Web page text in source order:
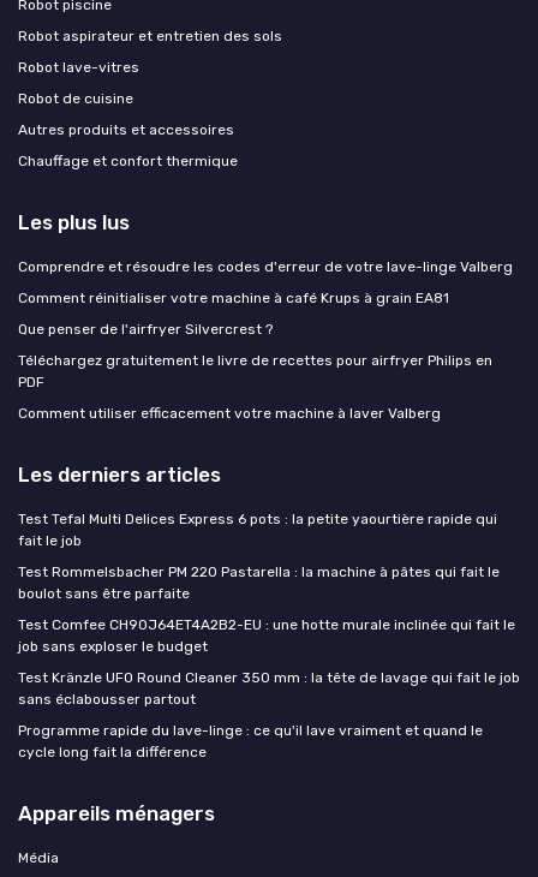
Robot piscine
Robot aspirateur et entretien des sols
Robot lave-vitres
Robot de cuisine
Autres produits et accessoires
Chauffage et confort thermique
Les plus lus
Comprendre et résoudre les codes d'erreur de votre lave-linge Valberg
Comment réinitialiser votre machine à café Krups à grain EA81
Que penser de l'airfryer Silvercrest ?
Téléchargez gratuitement le livre de recettes pour airfryer Philips en
PDF
Comment utiliser efficacement votre machine à laver Valberg
Les derniers articles
Test Tefal Multi Delices Express 6 pots : la petite yaourtière rapide qui
fait le job
Test Rommelsbacher PM 220 Pastarella : la machine à pâtes qui fait le
boulot sans être parfaite
Test Comfee CH90J64ET4A2B2-EU : une hotte murale inclinée qui fait le
job sans exploser le budget
Test Kränzle UFO Round Cleaner 350 mm : la tête de lavage qui fait le job
sans éclabousser partout
Programme rapide du lave-linge : ce qu'il lave vraiment et quand le
cycle long fait la différence
Appareils ménagers
Média